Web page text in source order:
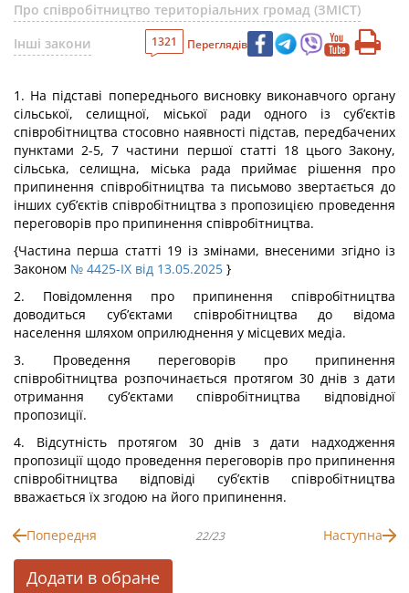
Про співробітництво територіальних громад (ЗМІСТ)
Інші закони
1321 Переглядів
1. На підставі попереднього висновку виконавчого органу
сільської, селищної, міської ради одного із суб’єктів
співробітництва стосовно наявності підстав, передбачених
пунктами 2-5, 7 частини першої статті 18 цього Закону,
сільська, селищна, міська рада приймає рішення про
припинення співробітництва та письмово звертається до
інших суб’єктів співробітництва з пропозицією проведення
переговорів про припинення співробітництва.
{Частина перша статті 19 із змінами, внесеними згідно із
Законом № 4425-IX від 13.05.2025 }
2. Повідомлення про припинення співробітництва
доводиться суб’єктами співробітництва до відома
населення шляхом оприлюднення у місцевих медіа.
3. Проведення переговорів про припинення
співробітництва розпочинається протягом 30 днів з дати
отримання суб’єктами співробітництва відповідної
пропозиції.
4. Відсутність протягом 30 днів з дати надходження
пропозиції щодо проведення переговорів про припинення
співробітництва відповіді суб’єктів співробітництва
вважається їх згодою на його припинення.
Попередня 22/23 Наступна
Додати в обране